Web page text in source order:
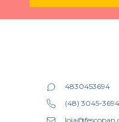
4830453694
(48) 3045-3694